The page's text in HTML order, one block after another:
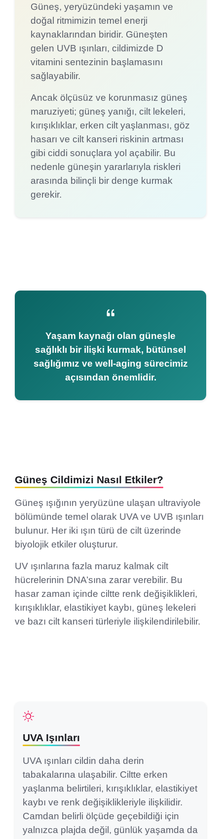
Güneş, yeryüzündeki yaşamın ve
doğal ritmimizin temel enerji
kaynaklarından biridir. Güneşten
gelen UVB ışınları, cildimizde D
vitamini sentezinin başlamasını
sağlayabilir.
Ancak ölçüsüz ve korunmasız güneş
maruziyeti; güneş yanığı, cilt lekeleri,
kırışıklıklar, erken cilt yaşlanması, göz
hasarı ve cilt kanseri riskinin artması
gibi ciddi sonuçlara yol açabilir. Bu
nedenle güneşin yararlarıyla riskleri
arasında bilinçli bir denge kurmak
gerekir.
Yaşam kaynağı olan güneşle
sağlıklı bir ilişki kurmak, bütünsel
sağlığımız ve well-aging sürecimiz
açısından önemlidir.
Güneş Cildimizi Nasıl Etkiler?
Güneş ışığının yeryüzüne ulaşan ultraviyole
bölümünde temel olarak UVA ve UVB ışınları
bulunur. Her iki ışın türü de cilt üzerinde
biyolojik etkiler oluşturur.
UV ışınlarına fazla maruz kalmak cilt
hücrelerinin DNA’sına zarar verebilir. Bu
hasar zaman içinde ciltte renk değişiklikleri,
kırışıklıklar, elastikiyet kaybı, güneş lekeleri
ve bazı cilt kanseri türleriyle ilişkilendirilebilir.
UVA Işınları
UVA ışınları cildin daha derin
tabakalarına ulaşabilir. Ciltte erken
yaşlanma belirtileri, kırışıklıklar, elastikiyet
kaybı ve renk değişiklikleriyle ilişkilidir.
Camdan belirli ölçüde geçebildiği için
yalnızca plajda değil, günlük yaşamda da